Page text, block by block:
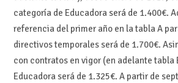
categoría de Educadora será de 1.400€.
referencia del primer año en la tabla A
directivos temporales será de 1.700€.
con contratos en vigor (en adelante tabla
Educadora será de 1.325€. A partir de